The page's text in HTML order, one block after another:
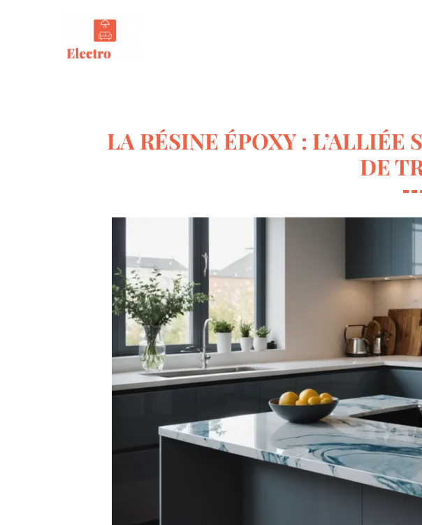
LA RÉSINE ÉPOXY : L’ALLIÉE
DE